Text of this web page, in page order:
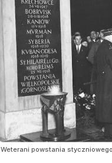
Weterani powstania